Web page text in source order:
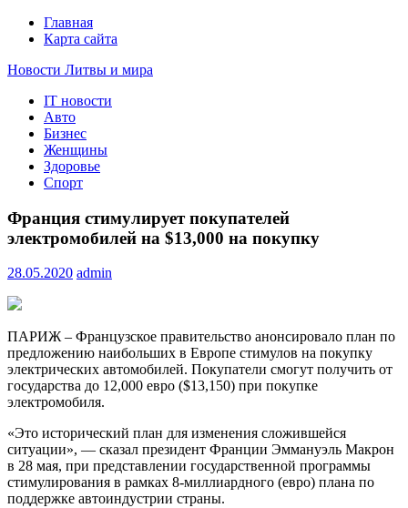
Главная
Карта сайта
Новости Литвы и мира
Свежие события и главные новости часа Литвы и мира на
портале EUROLITVA.RU
IT новости
Авто
Бизнес
Женщины
Здоровье
Спорт
Франция стимулирует покупателей
электромобилей на $13,000 на покупку
28.05.2020 admin
ПАРИЖ – Французское правительство анонсировало план по
предложению наибольших в Европе стимулов на покупку
электрических автомобилей. Покупатели смогут получить от
государства до 12,000 евро ($13,150) при покупке
электромобиля.
«Это исторический план для изменения сложившейся
ситуации», — сказал президент Франции Эммануэль Макрон
в 28 мая, при представлении государственной программы
стимулирования в рамках 8-миллиардного (евро) плана по
поддержке автоиндустрии страны.